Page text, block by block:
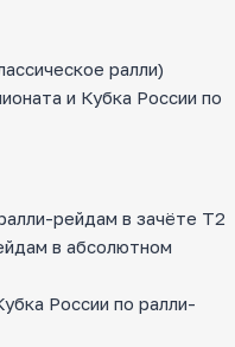
ралли)
и Кубка России по
рейдам в зачёте Т2
в абсолютном
России по ралли-